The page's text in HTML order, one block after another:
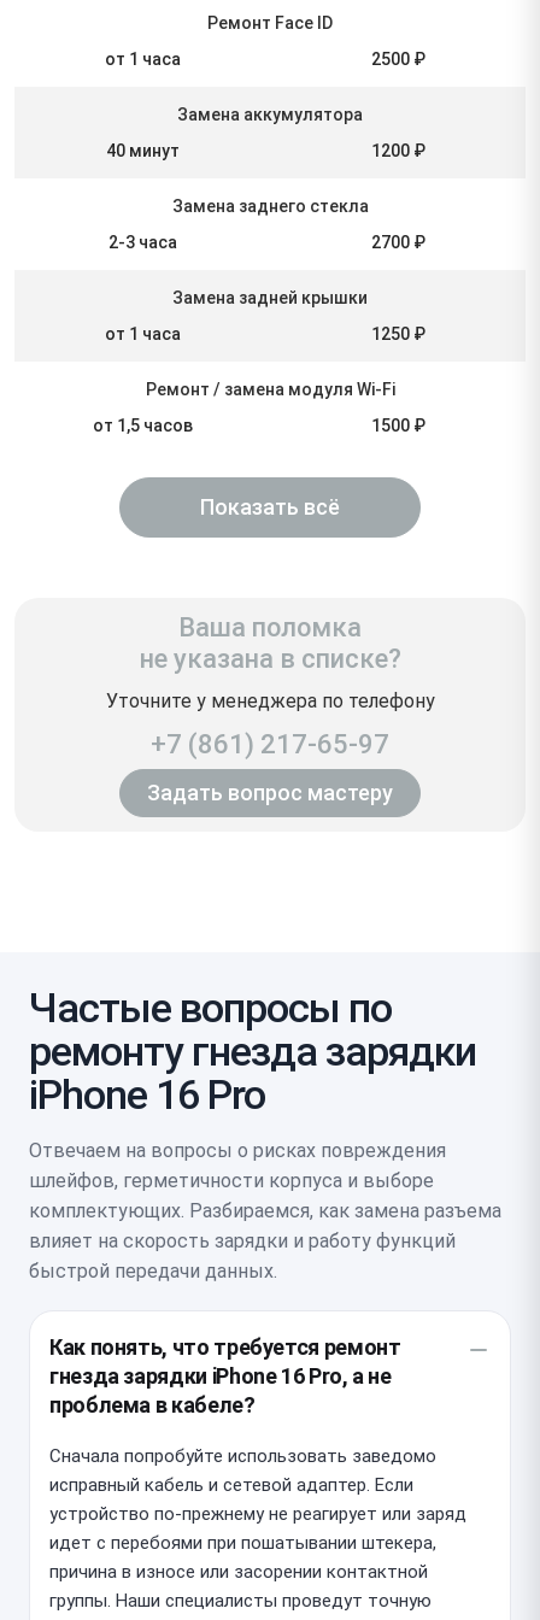
Ремонт Face ID
от 1 часа
2500 ₽
Замена аккумулятора
40 минут
1200 ₽
Замена заднего стекла
2-3 часа
2700 ₽
Замена задней крышки
от 1 часа
1250 ₽
Ремонт / замена модуля Wi-Fi
от 1,5 часов
1500 ₽
Показать всё
Ваша поломка
не указана в списке?
Уточните у менеджера по телефону
+7 (861) 217-65-97
Задать вопрос мастеру
Частые вопросы по
ремонту гнезда зарядки
iPhone 16 Pro
Отвечаем на вопросы о рисках повреждения
шлейфов, герметичности корпуса и выборе
комплектующих. Разбираемся, как замена разъема
влияет на скорость зарядки и работу функций
быстрой передачи данных.
Как понять, что требуется ремонт
гнезда зарядки iPhone 16 Pro, а не
проблема в кабеле?
Сначала попробуйте использовать заведомо
исправный кабель и сетевой адаптер. Если
устройство по-прежнему не реагирует или заряд
идет с перебоями при пошатывании штекера,
причина в износе или засорении контактной
группы. Наши специалисты проведут точную